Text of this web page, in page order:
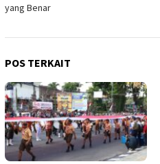
yang Benar
POS TERKAIT